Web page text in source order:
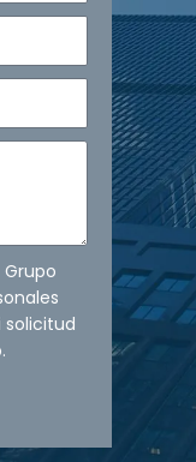
solicitud